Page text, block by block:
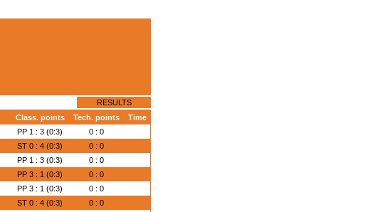
RESULTS
Class. points Tech. points
Time
PP 1 : 3 (0:3)
0 : 0
ST 0 : 4 (0:3)
0 : 0
PP 1 : 3 (0:3)
0 : 0
PP 3 : 1 (0:3)
0 : 0
PP 3 : 1 (0:3)
0 : 0
ST 0 : 4 (0:3)
0 : 0